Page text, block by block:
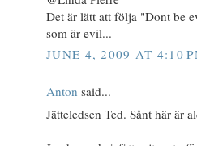
Det är lätt att följa "Dont be
som är evil...
JUNE 4, 2009 AT 4:10
Anton said...
Jätteledsen Ted. Sånt här är